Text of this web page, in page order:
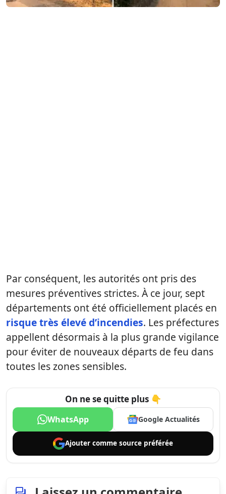
Par conséquent, les autorités ont pris des
mesures préventives strictes. À ce jour, sept
départements ont été officiellement placés en
risque très élevé d’incendies. Les préfectures
appellent désormais à la plus grande vigilance
pour éviter de nouveaux départs de feu dans
toutes les zones sensibles.
On ne se quitte plus 👇
WhatsApp Google Actualités
Ajouter comme source préférée